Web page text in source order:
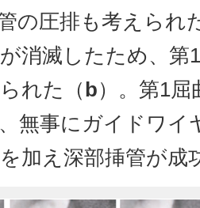
の圧排も考えられ
消滅したため、第
れた（ b）。第1
無事にガイドワイ
加え深部挿管が成